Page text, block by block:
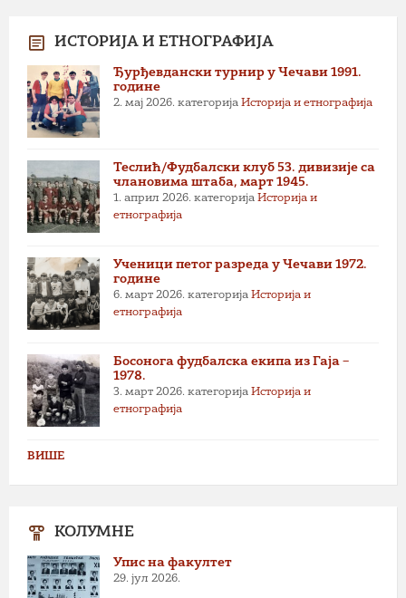
ИСТОРИЈА И ЕТНОГРАФИЈА
Ђурђевдански турнир у Чечави 1991.
године
2. мај 2026. категорија Историја и етнографија
Теслић/Фудбалски клуб 53. дивизије са
члановима штаба, март 1945.
1. април 2026. категорија Историја и
етнографија
Ученици петог разреда у Чечави 1972.
године
6. март 2026. категорија Историја и
етнографија
Босонога фудбалска екипа из Гаја –
1978.
3. март 2026. категорија Историја и
етнографија
ВИШЕ
КОЛУМНЕ
Упис на факултет
29. јул 2026.